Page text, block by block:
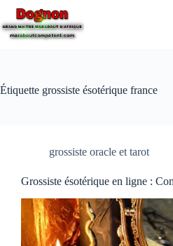
Étiquette grossiste ésotérique france
grossiste oracle et tarot
Grossiste ésotérique en ligne :